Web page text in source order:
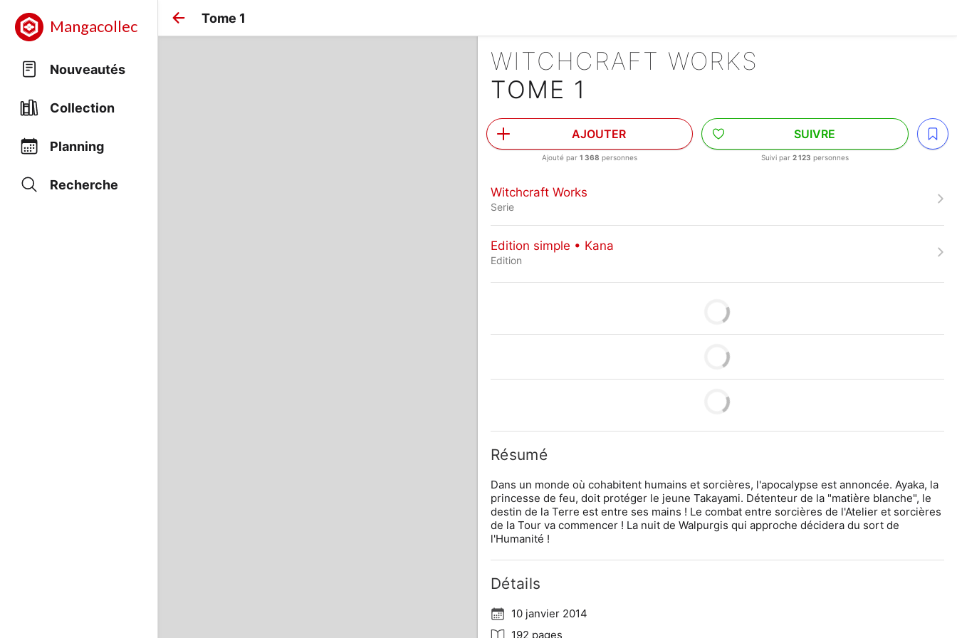
Mangacollec
Nouveautés
Collection
Planning
Recherche
Tome 1
WITCHCRAFT WORKS
TOME 1
AJOUTER
Ajouté par1 368 personnes
SUIVRE
Suivi par2 123 personnes
Witchcraft Works
Serie
Edition simple • Kana
Edition
Résumé
Dans un monde où cohabitent humains et sorcières, l'apocalypse est annoncée. Ayaka, la
princesse de feu, doit protéger le jeune Takayami. Détenteur de la "matière blanche", le
destin de la Terre est entre ses mains ! Le combat entre sorcières de l'Atelier et sorcières
de la Tour va commencer ! La nuit de Walpurgis qui approche décidera du sort de
l'Humanité !
Détails
10 janvier 2014
192 pages